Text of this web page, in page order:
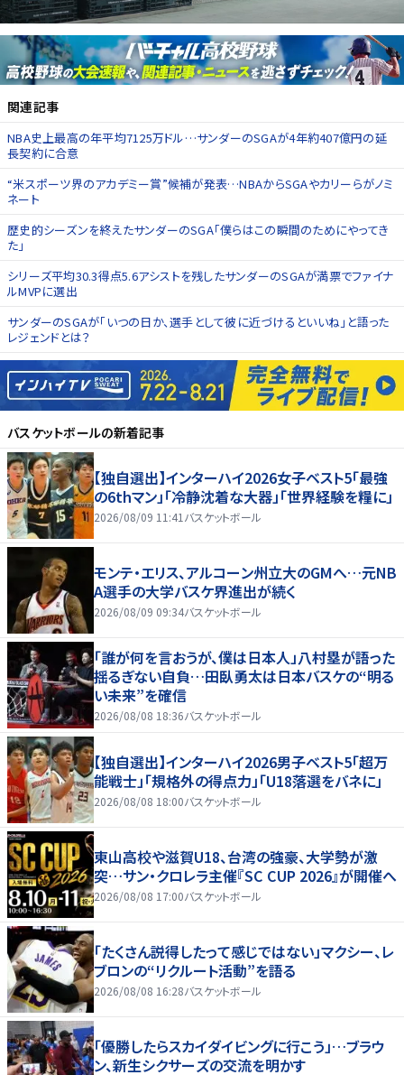
関連記事
NBA史上最高の年平均7125万ドル…サンダーのSGAが4年約407億円の延
長契約に合意
“米スポーツ界のアカデミー賞”候補が発表…NBAからSGAやカリーらがノミ
ネート
歴史的シーズンを終えたサンダーのSGA「僕らはこの瞬間のためにやってき
た」
シリーズ平均30.3得点5.6アシストを残したサンダーのSGAが満票でファイナ
ルMVPに選出
サンダーのSGAが「いつの日か、選手として彼に近づけるといいね」と語った
レジェンドとは？
バスケットボールの新着記事
【独自選出】インターハイ2026女子ベスト5「最強
の6thマン」「冷静沈着な大器」「世界経験を糧に」
2026/08/09 11:41 バスケットボール
モンテ・エリス、アルコーン州立大のGMへ…元NB
A選手の大学バスケ界進出が続く
2026/08/09 09:34バスケットボール
「誰が何を言おうが、僕は日本人」八村塁が語った
揺るぎない自負…田臥勇太は日本バスケの“明る
い未来”を確信
2026/08/08 18:36バスケットボール
【独自選出】インターハイ2026男子ベスト5「超万
能戦士」「規格外の得点力」「U18落選をバネに」
2026/08/08 18:00バスケットボール
東山高校や滋賀U18、台湾の強豪、大学勢が激
突…サン・クロレラ主催『SC CUP 2026』が開催へ
2026/08/08 17:00バスケットボール
「たくさん説得したって感じではない」マクシー、レ
ブロンの“リクルート活動”を語る
2026/08/08 16:28バスケットボール
「優勝したらスカイダイビングに行こう」…ブラウ
ン、新生シクサーズの交流を明かす